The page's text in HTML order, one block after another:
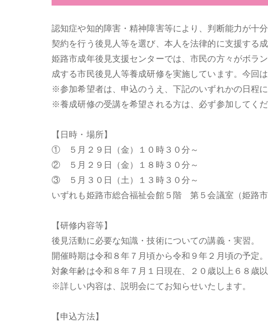
認知症や知的障害・精神障害等により、判断能力が十
契約を行う後見人等を選び、本人を法律的に支援する
姫路市成年後見支援センターでは、市民の方々がボラ
成する市民後見人等養成研修を実施しています。今回
※参加希望者は、申込のうえ、下記のいずれかの日程に
※養成研修の受講を希望される方は、必ず参加してくだ
【日時・場所】
① ５月２９日（金）１０時３０分～
② ５月２９日（金）１８時３０分～
③ ５月３０日（土）１３時３０分～
いずれも姫路市総合福祉会館５階 第５会議室（姫路市
【研修内容等】
後見活動に必要な知識・技術についての講義・実習。
開催時期は令和８年７月頃から令和９年２月頃の予定。
対象年齢は令和８年７月１日現在、２０歳以上６８歳
※詳しい内容は、説明会にてお知らせいたします。
【申込方法】